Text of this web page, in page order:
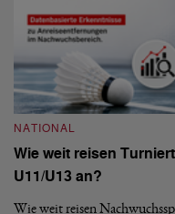
NATIONAL
Wie weit reisen
U11/U13 an?
Wie weit reisen